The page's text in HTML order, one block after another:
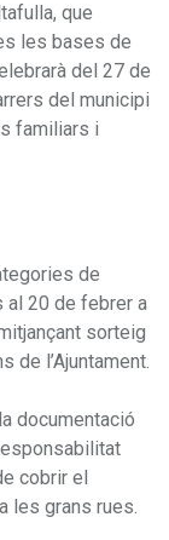
que
les bases de
del 27 de
del municipi
familiars i
de
al 20 de febrer a
sorteig
de l’Ajuntament.
documentació
cobrir el
les grans rues.